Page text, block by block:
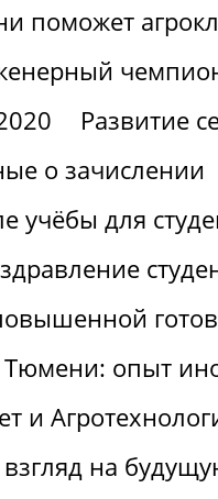
поможет
Развитие
о зачислении
учёбы для
Тюмени: опыт
и
на